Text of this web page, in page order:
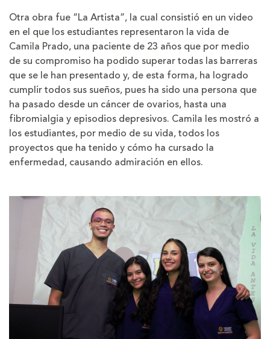
Otra obra fue “La Artista”, la cual consistió en un video
en el que los estudiantes representaron la vida de
Camila Prado, una paciente de 23 años que por medio
de su compromiso ha podido superar todas las barreras
que se le han presentado y, de esta forma, ha logrado
cumplir todos sus sueños, pues ha sido una persona que
ha pasado desde un cáncer de ovarios, hasta una
fibromialgia y episodios depresivos. Camila les mostró a
los estudiantes, por medio de su vida, todos los
proyectos que ha tenido y cómo ha cursado la
enfermedad, causando admiración en ellos.